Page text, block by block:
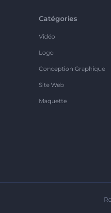
Catégories
Vidéo
Logo
Conception Graphique
Site Web
Maquette